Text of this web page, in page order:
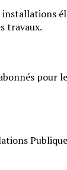
travaux.